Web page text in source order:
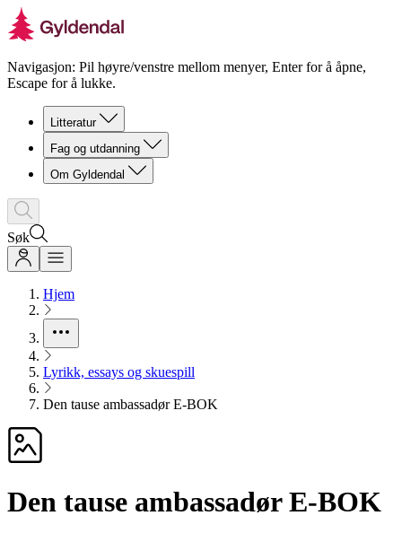
Navigasjon: Pil høyre/venstre mellom menyer, Enter for å åpne,
Escape for å lukke.
Litteratur
Fag og utdanning
Om Gyldendal
Søk
Hjem
Lyrikk, essays og skuespill
Den tause ambassadør E-BOK
Den tause ambassadør E-BOK